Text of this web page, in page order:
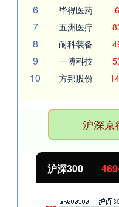
6 毕得医药
7 五洲医疗
8 耐科装备
9 一博科技
10 方邦股份
沪深京
北证50